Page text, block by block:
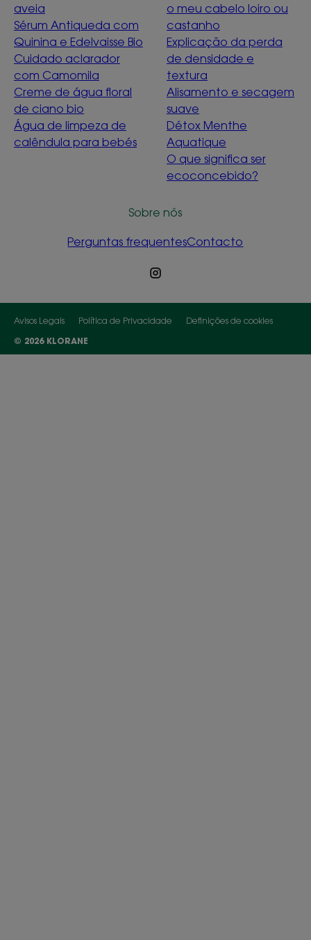
aveia
Sérum Antiqueda com
Quinina e Edelvaisse Bio
Cuidado aclarador
com Camomila
Creme de água floral
de ciano bio
Água de limpeza de
calêndula para bebés
o meu cabelo loiro ou
castanho
Explicação da perda
de densidade e
textura
Alisamento e secagem
suave
Détox Menthe
Aquatique
O que significa ser
ecoconcebido?
Sobre nós
Perguntas frequentesContacto
Avisos Legais Política de Privacidade
Definições de cookies
© 2026 KLORANE